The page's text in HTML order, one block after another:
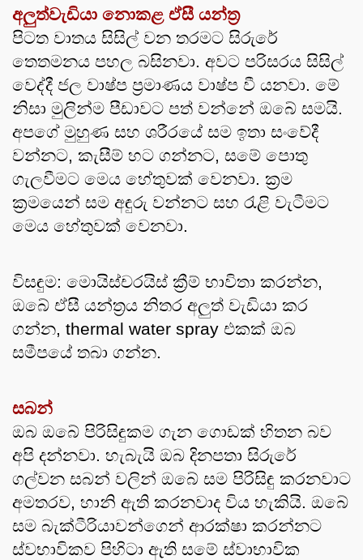
අලුත්වැඩියා නොකළ ඒසී යන්ත්‍ර
පිටත වාතය සිසිල් වන තරමට සිරුරේ
තෙතමනය පහල බසිනවා. අවට පරිසරය සිසිල්
වෙද්දී ජල වාෂ්ප ප්‍රමාණය වාෂ්ප වී යනවා. මේ
නිසා මුලින්ම පීඩාවට පත් වන්නේ ඔබේ සමයි.
අපගේ මුහුණ සහ ශරීරයේ සම ඉතා සංවේදී
වන්නට, කැසීම් හට ගන්නට, සමේ පොතු
ගැලවීමට මෙය හේතුවක් වෙනවා. ක්‍රම
ක්‍රමයෙන් සම අඳුරු වන්නට සහ රැළි වැටීමට
මෙය හේතුවක් වෙනවා.
විසඳුම: මොයිස්චරයිස් ක්‍රීම් භාවිතා කරන්න,
ඔබේ ඒසී යන්ත්‍රය නිතර අලුත් වැඩියා කර
ගන්න, thermal water spray එකක් ඔබ
සමීපයේ තබා ගන්න.
සබන්
ඔබ ඔබේ පිරිසිඳුකම ගැන ගොඩක් හිතන බව
අපි දන්නවා. හැබැයි ඔබ දිනපතා සිරුරේ
ගල්වන සබන් වලින් ඔබේ සම පිරිසිඳු කරනවාට
අමතරව, හානි ඇති කරනවාද විය හැකියි. ඔබේ
සම බැක්ටීරියාවන්ගෙන් ආරක්ෂා කරන්නට
ස්වභාවිකව පිහිටා ඇති සමේ ස්වාභාවික